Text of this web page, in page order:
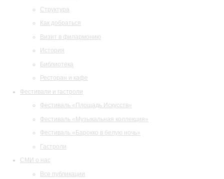
Структура
Как добраться
Визит в филармонию
История
Библиотека
Ресторан и кафе
Фестивали и гастроли
Фестиваль «Площадь Искусств»
Фестиваль «Музыкальная коллекция»
Фестиваль «Барокко в белую ночь»
Гастроли
СМИ о нас
Все публикации